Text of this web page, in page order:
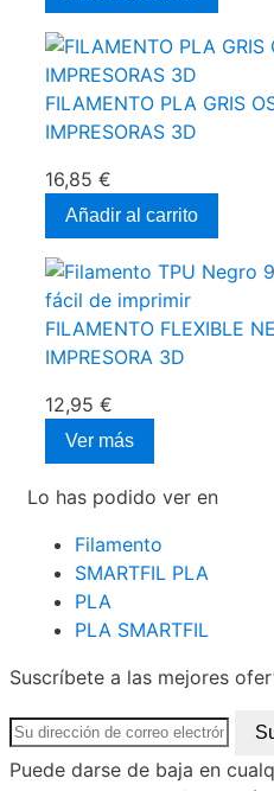
FILAMENTO PLA GRIS
IMPRESORAS 3D
16,85 €
Añadir al carrito
FILAMENTO FLEXIBLE
IMPRESORA 3D
12,95 €
Ver más
Lo has podido ver en
Filamento
SMARTFIL PLA
PLA
PLA SMARTFIL
Suscríbete a las mejores
Puede darse de baja en